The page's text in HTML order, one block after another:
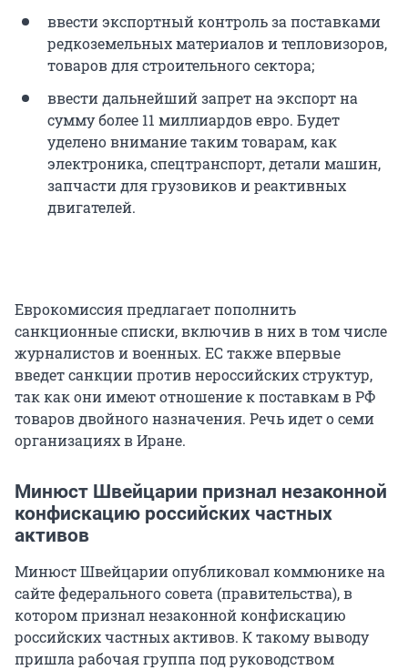
ввести экспортный контроль за поставками
редкоземельных материалов и тепловизоров,
товаров для строительного сектора;
ввести дальнейший запрет на экспорт на
сумму более 11 миллиардов евро. Будет
уделено внимание таким товарам, как
электроника, спецтранспорт, детали машин,
запчасти для грузовиков и реактивных
двигателей.
Еврокомиссия предлагает пополнить
санкционные списки, включив в них в том числе
журналистов и военных. ЕС также впервые
введет санкции против нероссийских структур,
так как они имеют отношение к поставкам в РФ
товаров двойного назначения. Речь идет о семи
организациях в Иране.
Минюст Швейцарии признал незаконной
конфискацию российских частных
активов
Минюст Швейцарии опубликовал коммюнике на
сайте федерального совета (правительства), в
котором признал незаконной конфискацию
российских частных активов. К такому выводу
пришла рабочая группа под руководством